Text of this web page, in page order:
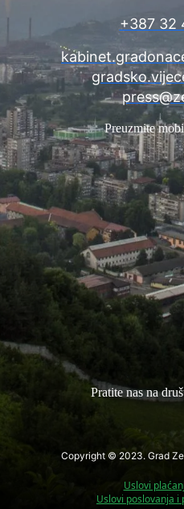
+387 32
Preuzmite
Pratite nas na
Copyright © 2023. Grad
Uslovi
Uslovi poslovanja